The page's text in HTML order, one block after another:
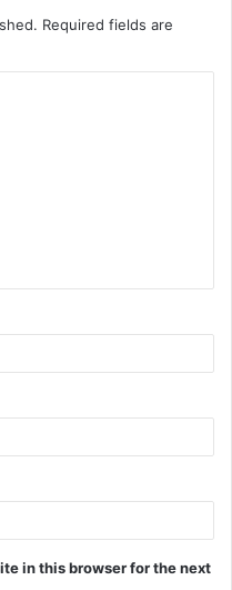
Required fields are
in this browser for the next